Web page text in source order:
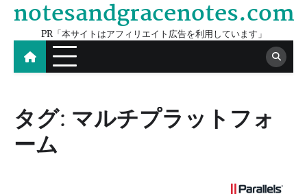
Skip
content
notesandgracenotes.com
PR「本サイトはアフィリエイト広告を利用しています」
タグ: マルチプラットフォ
ーム